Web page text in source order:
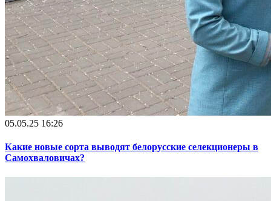
05.05.25 16:26
Какие новые сорта выводят белорусские селекционеры в
Самохваловичах?